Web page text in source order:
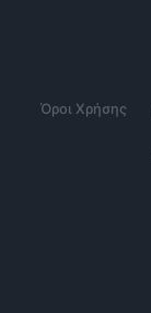
Όροι Χρήσης